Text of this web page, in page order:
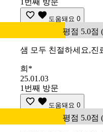
도움돼요 0
평점 5.0점
샘 모두 친절하세요,진
희*
25.01.03
1번째 방문
도움돼요 0
평점 5.0점